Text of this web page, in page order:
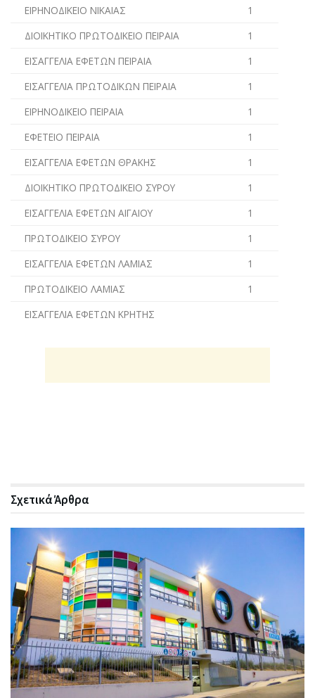
ΕΙΡΗΝΟΔΙΚΕΙΟ ΝΙΚΑΙΑΣ
1
ΔΙΟΙΚΗΤΙΚΟ ΠΡΩΤΟΔΙΚΕΙΟ ΠΕΙΡΑΙΑ
1
ΕΙΣΑΓΓΕΛΙΑ ΕΦΕΤΩΝ ΠΕΙΡΑΙΑ
1
ΕΙΣΑΓΓΕΛΙΑ ΠΡΩΤΟΔΙΚΩΝ ΠΕΙΡΑΙΑ
1
ΕΙΡΗΝΟΔΙΚΕΙΟ ΠΕΙΡΑΙΑ
1
ΕΦΕΤΕΙΟ ΠΕΙΡΑΙΑ
1
ΕΙΣΑΓΓΕΛΙΑ ΕΦΕΤΩΝ ΘΡΑΚΗΣ
1
ΔΙΟΙΚΗΤΙΚΟ ΠΡΩΤΟΔΙΚΕΙΟ ΣΥΡΟΥ
1
ΕΙΣΑΓΓΕΛΙΑ ΕΦΕΤΩΝ ΑΙΓΑΙΟΥ
1
ΠΡΩΤΟΔΙΚΕΙΟ ΣΥΡΟΥ
1
ΕΙΣΑΓΓΕΛΙΑ ΕΦΕΤΩΝ ΛΑΜΙΑΣ
1
ΠΡΩΤΟΔΙΚΕΙΟ ΛΑΜΙΑΣ
1
ΕΙΣΑΓΓΕΛΙΑ ΕΦΕΤΩΝ ΚΡΗΤΗΣ
ΣχετικάΆρθρα